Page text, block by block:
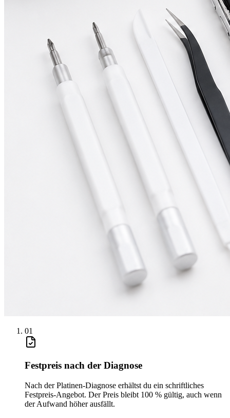
01
Festpreis nach der Diagnose
Nach der Platinen-Diagnose erhältst du ein schriftliches
Festpreis-Angebot. Der Preis bleibt 100 % gültig, auch wenn
der Aufwand höher ausfällt.